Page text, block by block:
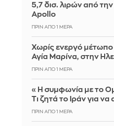
5,7 δισ. λιρών από την
Apollo
ΠΡΙΝ ΑΠΌ 1 ΜΈΡΑ
Χωρίς ενεργό
Αγία Μαρίνα, στην
ΠΡΙΝ ΑΠΌ 1 ΜΈΡΑ
«Η συμφωνία με το
Τι ζητά το Ιράν για να
ΠΡΙΝ ΑΠΌ 1 ΜΈΡΑ